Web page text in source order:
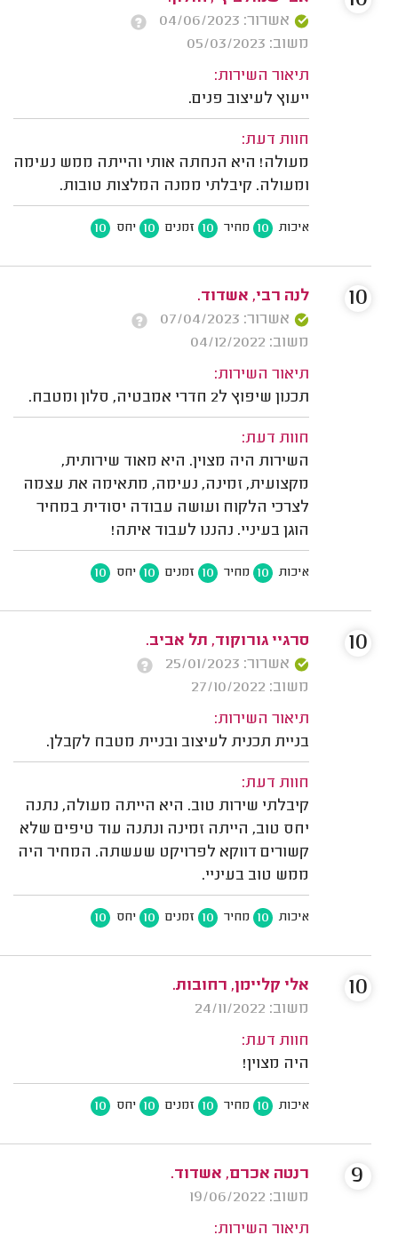
אשרור: 04/06/2023
משוב: 05/03/2023
תיאור השירות:
ייעוץ לעיצוב פנים.
חוות דעת:
מעולה! היא הנחתה אותי והייתה ממש נעימה
ומעולה. קיבלתי ממנה המלצות טובות.
איכות 10 מחיר 10 זמנים 10 יחס 10
לנה רבי, אשדוד.
אשרור: 07/04/2023
משוב: 04/12/2022
תיאור השירות:
תכנון שיפוץ ל2 חדרי אמבטיה, סלון ומטבח.
חוות דעת:
השירות היה מצוין. היא מאוד שירותית,
מקצועית, זמינה, נעימה, מתאימה את עצמה
לצרכי הלקוח ועושה עבודה יסודית במחיר
הוגן בעיניי. נהננו לעבוד איתה!
איכות 10 מחיר 10 זמנים 10 יחס 10
10
סרגיי גורוקוד, תל אביב.
אשרור: 25/01/2023
משוב: 27/10/2022
תיאור השירות:
בניית תכנית לעיצוב ובניית מטבח לקבלן.
חוות דעת:
קיבלתי שירות טוב. היא הייתה מעולה, נתנה
יחס טוב, הייתה זמינה ונתנה עוד טיפים שלא
קשורים דווקא לפרויקט שעשתה. המחיר היה
ממש טוב בעיניי.
איכות 10 מחיר 10 זמנים 10 יחס 10
10
אלי קליימן, רחובות.
משוב: 24/11/2022
חוות דעת:
היה מצוין!
איכות 10 מחיר 10 זמנים 10 יחס 10
10
רנטה אכרם, אשדוד.
משוב: 19/06/2022
תיאור השירות:
9